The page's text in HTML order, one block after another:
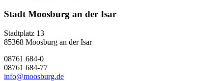
Stadt Moosburg an der Isar
Stadtplatz 13
85368 Moosburg an der Isar
08761 684-0
08761 684-77
info@moosburg.de